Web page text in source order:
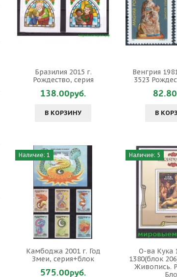
Бразилия 2015 г.
Рождество, серия
138.00руб.
В КОРЗИНУ
Венгрия
3523
В
Наличие: 1
Камбоджа 2001 г. Год
Змеи, серия+блок
575.00руб.
Наличие: 5
О-ва Кука
1380(блок
Живопись.